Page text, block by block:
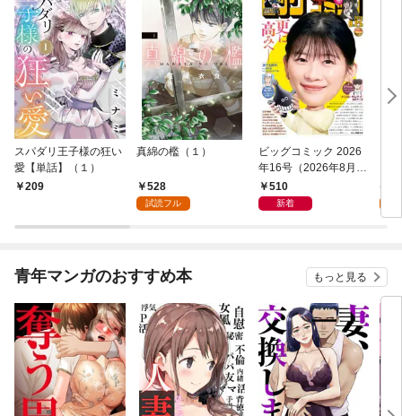
スパダリ王子様の狂い
愛【単話】（１）
209
真綿の檻（１）
528
試読フル
ビッグコミック 2026
年16号（2026年8月7
日発売）
510
新着
青年マンガのおすすめ本 もっと見る